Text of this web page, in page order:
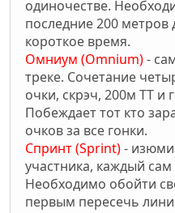
одиночестве.
последние 200 метров
короткое время.
Омниум (Omnium)-
треке. Сочетание
очки, скрэч, 200м ТТ и
Побеждает тот кто
очков за все гонки.
Спринт (Sprint)-
участника, каждый сам
Необходимо обойти
первым пересечь